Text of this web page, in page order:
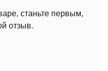
станьте первым,
отзыв.